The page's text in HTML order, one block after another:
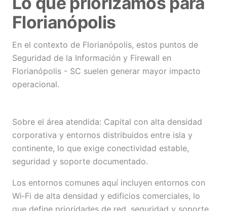
Florianópolis
En el contexto de Florianópolis, estos puntos de
Seguridad de la Información y Firewall en
Florianópolis - SC suelen generar mayor impacto
operacional.
Sobre el área atendida: Capital con alta densidad
corporativa y entornos distribuidos entre isla y
continente, lo que exige conectividad estable,
seguridad y soporte documentado.
Los entornos comunes aquí incluyen entornos con
Wi‑Fi de alta densidad y edificios comerciales, lo